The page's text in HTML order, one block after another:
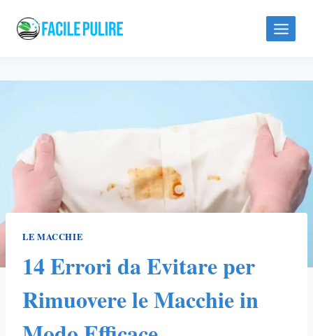
LE MACCHIE
14 Errori da Evitare per
Rimuovere le Macchie in